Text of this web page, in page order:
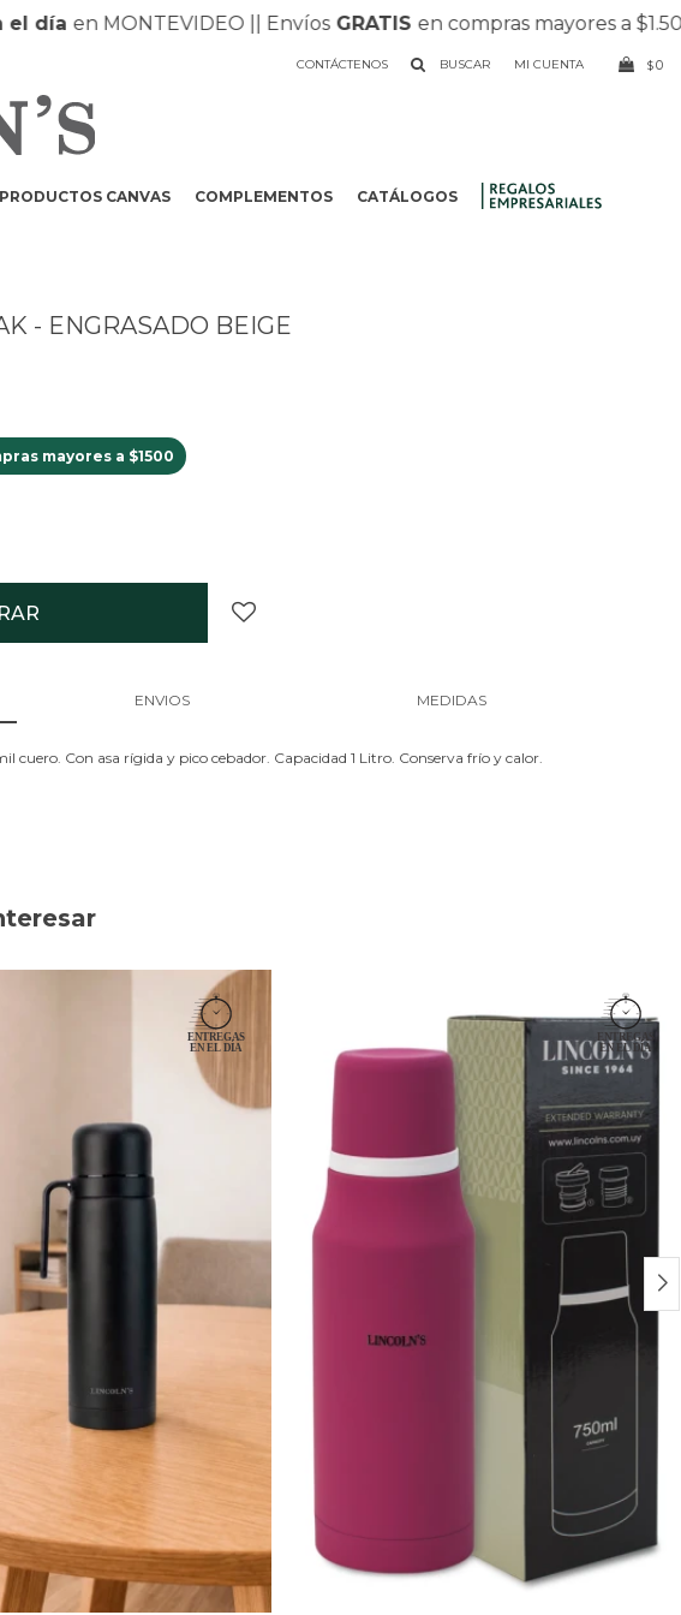
díaen MONTEVIDEO || EnvíosGRATISen compras mayores a $1.500 |
PRODUCTOS CANVAS COMPLEMENTOS CATÁLOGOS
CONTÁCTENOS $0
- ENGRASADO BEIGE
mayores a $1500
ENVIOS MEDIDAS
cuero. Con asa rígida y pico cebador. Capacidad 1 Litro. Conserva frío y calor.